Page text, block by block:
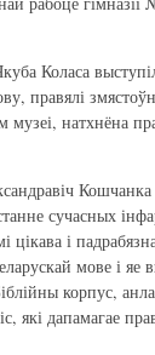
Коласа
правялі
натхнёна
сучасных
і
мове і яе
корпус,
які дапамагае